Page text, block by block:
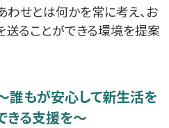
わせとは何かを常に考え、お
ることができる環境を提案
もが安心して新生活を
きる支援を～